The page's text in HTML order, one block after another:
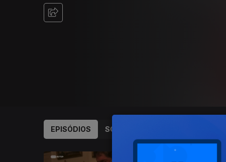
EPISÓDIOS SOBRE
713209